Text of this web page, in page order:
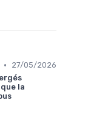
•
27/05/2026
la